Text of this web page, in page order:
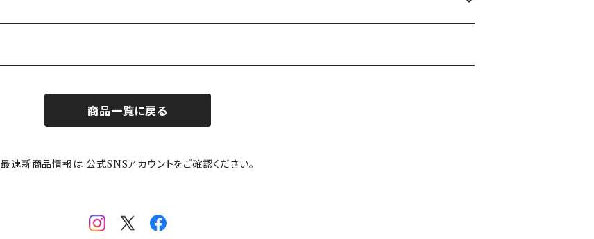
商品一覧に戻る
最速新商品情報は 公式SNSアカウントをご確認ください。